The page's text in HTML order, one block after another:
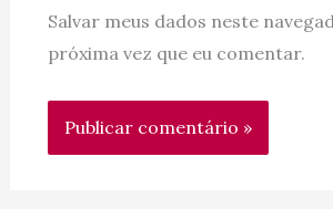
Salvar meus dados neste
próxima vez que eu comentar.